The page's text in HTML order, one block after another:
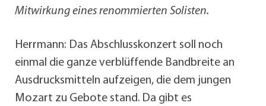
Mitwirkung eines renommierten Solisten.
Herrmann: Das Abschlusskonzert soll noch
einmal die ganze verblüffende Bandbreite an
Ausdrucksmitteln aufzeigen, die dem jungen
Mozart zu Gebote stand. Da gibt es